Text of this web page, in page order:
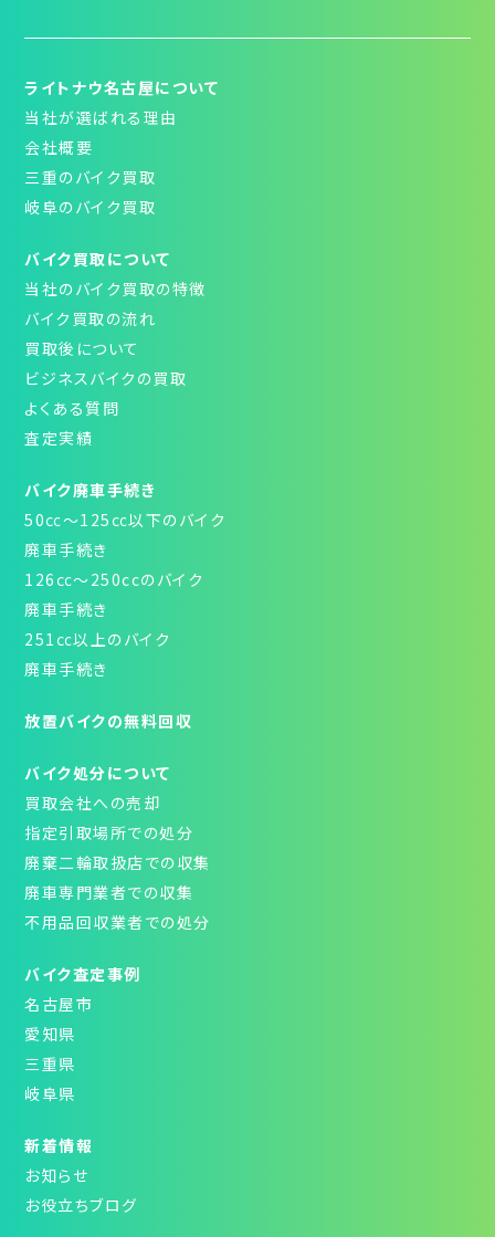
ライトナウ名古屋について
当社が選ばれる理由
会社概要
三重のバイク買取
岐阜のバイク買取
バイク買取について
当社のバイク買取の特徴
バイク買取の流れ
買取後について
ビジネスバイクの買取
よくある質問
査定実績
バイク廃車手続き
50㏄～125㏄以下のバイク
廃車手続き
126㏄～250ccのバイク
廃車手続き
251㏄以上のバイク
廃車手続き
放置バイクの無料回収
バイク処分について
買取会社への売却
指定引取場所での処分
廃棄二輪取扱店での収集
廃車専門業者での収集
不用品回収業者での処分
バイク査定事例
名古屋市
愛知県
三重県
岐阜県
新着情報
お知らせ
お役立ちブログ